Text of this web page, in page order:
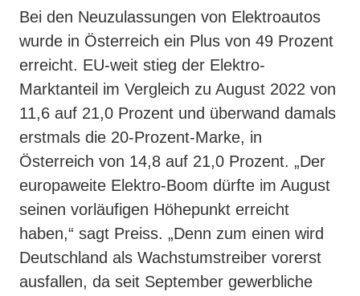
Bei den Neuzulassungen von Elektroautos
wurde in Österreich ein Plus von 49 Prozent
erreicht. EU-weit stieg der Elektro-
Marktanteil im Vergleich zu August 2022 von
11,6 auf 21,0 Prozent und überwand damals
erstmals die 20-Prozent-Marke, in
Österreich von 14,8 auf 21,0 Prozent. „Der
europaweite Elektro-Boom dürfte im August
seinen vorläufigen Höhepunkt erreicht
haben,“ sagt Preiss. „Denn zum einen wird
Deutschland als Wachstumstreiber vorerst
ausfallen, da seit September gewerbliche